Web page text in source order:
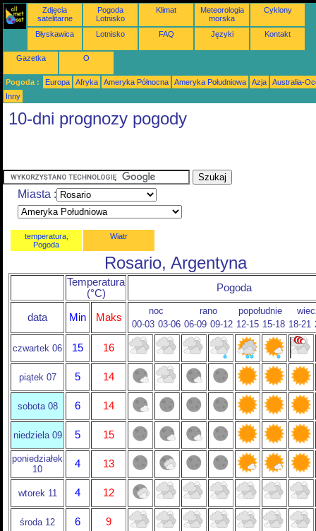
Zdjęcia
satelitarne
Pogoda
Lotnisko
Klimat
Meteorologia
morska
Cyklony
Błyskawica Lotnisko FAQ Języki Kontakt
Gazetka O
Pogoda : Europa Afryka Ameryka Północna Ameryka Południowa Azja
Australia-
Inny
10-dni prognozy pogody
Miasta :
temperatura,
Pogoda
Wiatr
Rosario, Argentyna
Temperatura
(°C)
Pogoda
data Min Maks
noc rano popołudnie
00-03 03-06 06-09 09-12 12-15 15-18 18-21
czwartek 06 15 16
piątek 07 5 14
sobota 08 6 14
niedziela 09 5 15
poniedziałek
10
4 13
wtorek 11 4 12
środa 12 6 9